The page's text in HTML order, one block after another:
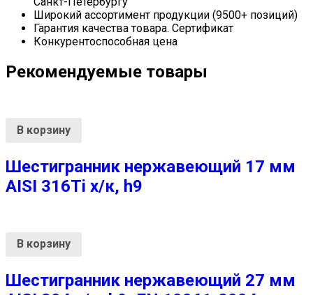
Широкий ассортимент продукции (9500+ позиций)
Гарантия качества товара. Сертификат
Конкурентоспособная цена
Рекомендуемые товары
В корзину
Шестигранник нержавеющий 17 мм
AISI 316Ti х/к, h9
В корзину
Шестигранник нержавеющий 27 мм